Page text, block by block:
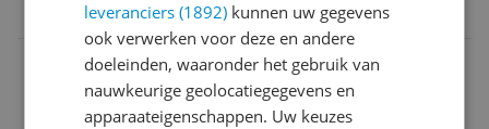
8715393215505
Aansluitingen
Afmetingen
leveranciers (1892) kunnen uw gegevens
ook verwerken voor deze en andere
doeleinden, waaronder het gebruik van
nauwkeurige geolocatiegegevens en
apparaateigenschappen. Uw keuzes